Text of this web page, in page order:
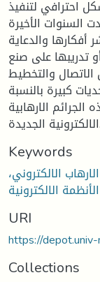
احترافي لتنفيذ
السنوات الأخيرة
والدعاية
تدريبها على صنع
والتخطيط
كبيرة بالنسبة
الارهابية
الالكترونية الجديدة.
Keywords
الالكتروني،
URI
https://
Collections